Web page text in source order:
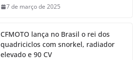
7 de março de 2025
CFMOTO lança no Brasil o rei dos
quadriciclos com snorkel, radiador
elevado e 90 CV